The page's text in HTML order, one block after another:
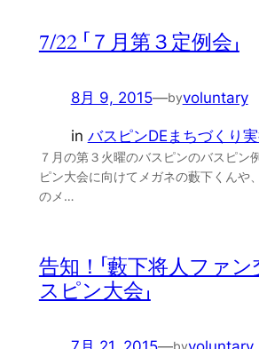
7/22 「７月第３定例会」
8月 9, 2015—byvoluntary
in バスピンDEまちづくり
７月の第３火曜のバスピンのバスピン
ピン大会に向けてメガネの藪下くんや
のメ…
告知！「藪下将人ファ
スピン大会」